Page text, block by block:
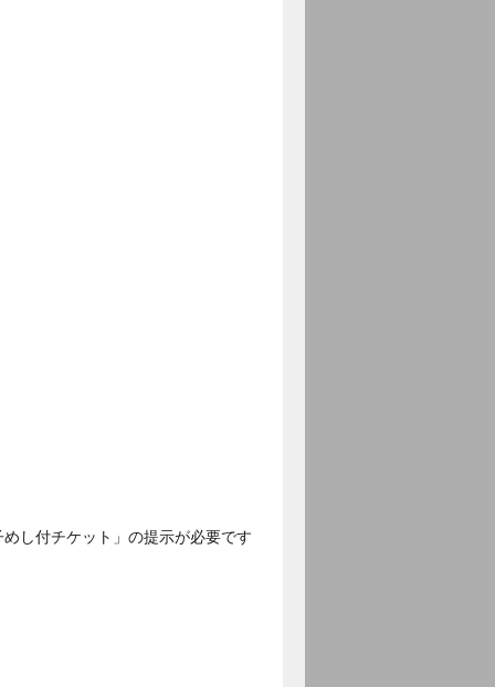
し付チケット」の提示が必要です